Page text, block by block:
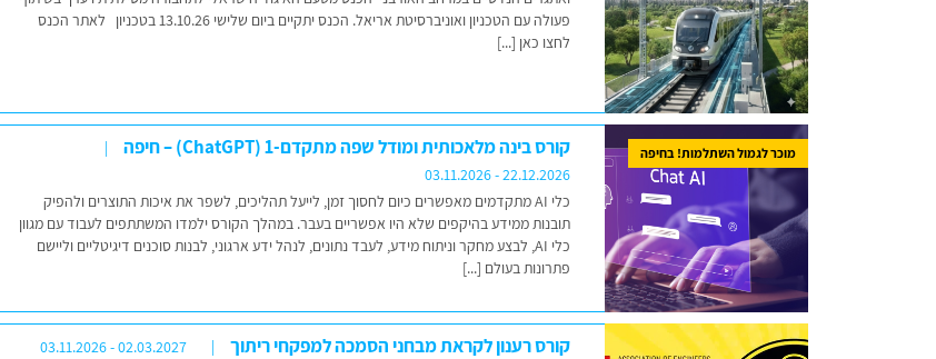
פעולה עם הטכניון ואוניברסיטת אריאל. הכנס יתקיים ביום שלישי 13.10.26 בטכניון לאתר הכנס
לחצו כאן [...]
מוכר לגמול השתלמות! בחיפה קורס בינה מלאכותית ומודל שפה מתקדם-1 (ChatGPT) – חיפה
03.11.2026 - 22.12.2026
כלי AI מתקדמים מאפשרים כיום לחסוך זמן, לייעל תהליכים, לשפר את איכות התוצרים ולהפיק
תובנות ממידע בהיקפים שלא היו אפשריים בעבר. במהלך הקורס ילמדו המשתתפים לעבוד עם מגוון
כלי AI, לבצע מחקר וניתוח מידע, לעבד נתונים, לנהל ידע ארגוני, לבנות סוכנים דיגיטליים וליישם
פתרונות בעולם [...]
קורס רענון לקראת מבחני הסמכה למפקחי ריתוך
03.11.2026 - 02.03.2027